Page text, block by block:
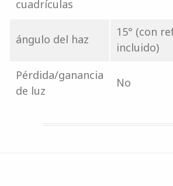
cuadrículas
ángulo del haz
15° (con
incluido)
Pérdida/ganancia
de luz
No